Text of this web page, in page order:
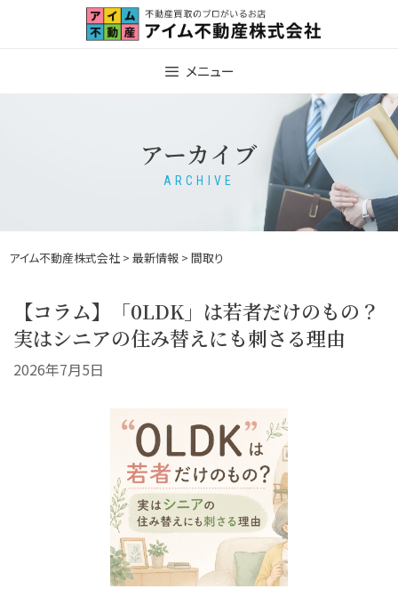
メニュー
アーカイブ
ARCHIVE
アイム不動産株式会社 > 最新情報 > 間取り
【コラム】「0LDK」は若者だけのもの？
実はシニアの住み替えにも刺さる理由
2026年7月5日